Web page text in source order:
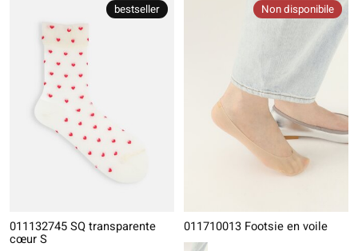
bestseller
011132745 SQ transparente
cœur S
Non disponibile
011710013 Footsie en voile